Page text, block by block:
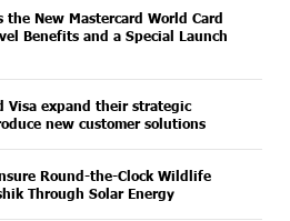
New Mastercard World Card
Benefits and a Special Launch
Visa expand their strategic
new customer solutions
Round-the-Clock Wildlife
Through Solar Energy